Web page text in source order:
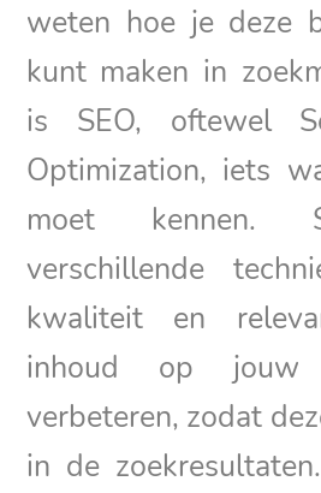
weten hoe je deze
kunt maken in
is SEO, oftewel
Optimization, iets
moet kennen.
verschillende
kwaliteit en
inhoud op
verbeteren, zodat
in de